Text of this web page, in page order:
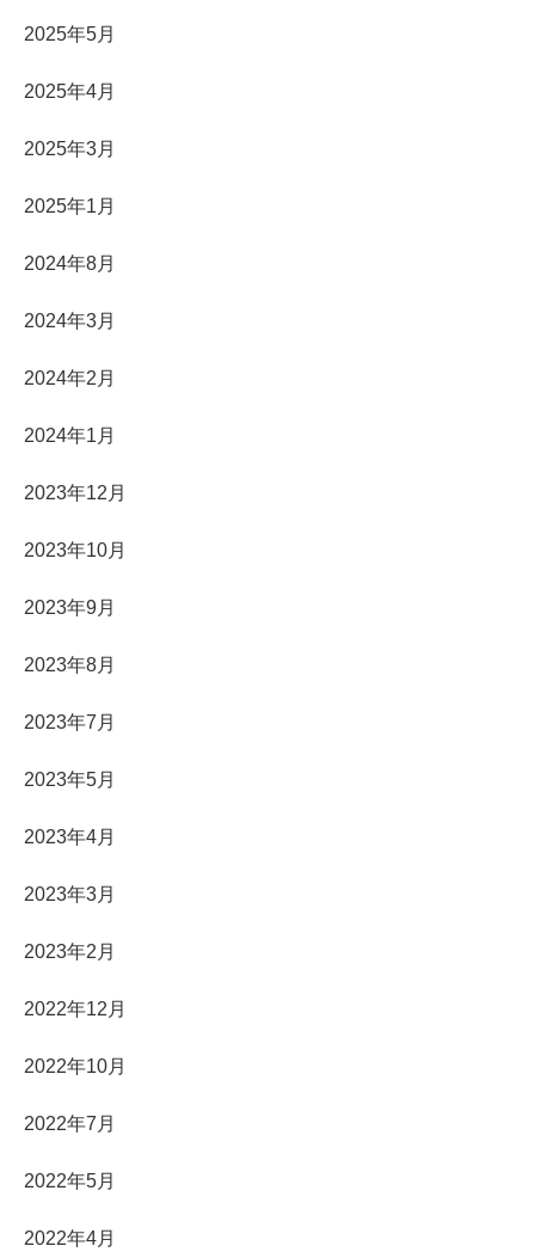
2025年5月
2025年4月
2025年3月
2025年1月
2024年8月
2024年3月
2024年2月
2024年1月
2023年12月
2023年10月
2023年9月
2023年8月
2023年7月
2023年5月
2023年4月
2023年3月
2023年2月
2022年12月
2022年10月
2022年7月
2022年5月
2022年4月